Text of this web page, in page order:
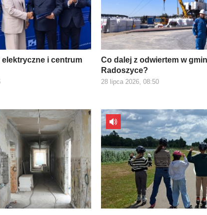
i centrum
Co dalej z odwiertem w
Radoszyce?
28 lipca 2026, 08:50